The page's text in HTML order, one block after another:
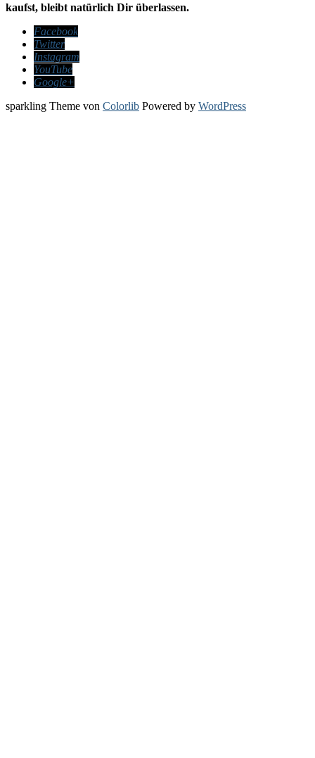
kaufst, bleibt natürlich Dir überlassen.
Facebook
Twitter
Instagram
YouTube
Google+
sparkling Theme von Colorlib Powered by WordPress